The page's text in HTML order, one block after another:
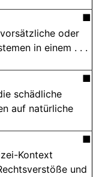
■
oder
in einem . . .
■
schädliche
auf natürliche
■
Kontext
und